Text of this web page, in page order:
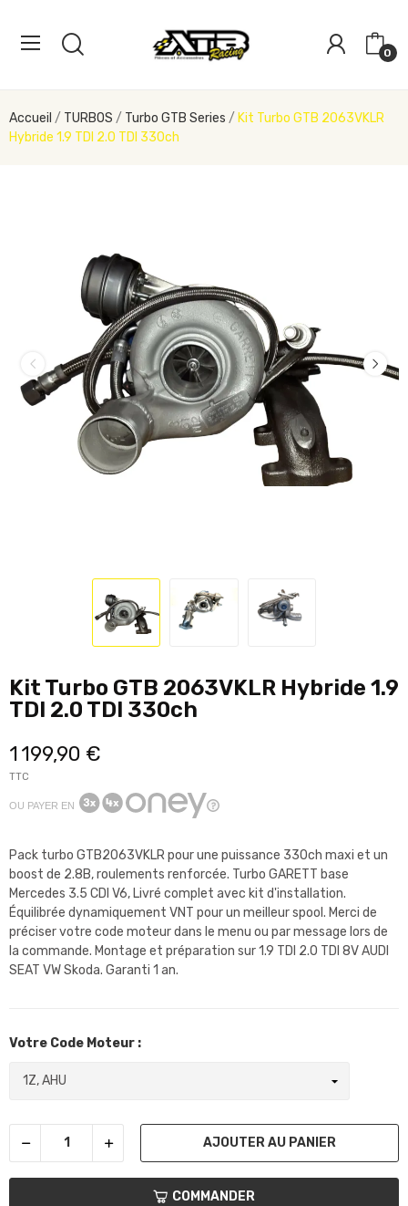
0
Accueil TURBOS Turbo GTB Series
Kit Turbo GTB 2063VKLR
Hybride 1.9 TDI 2.0 TDI 330ch
Kit Turbo GTB 2063VKLR Hybride 1.9
TDI 2.0 TDI 330ch
1 199,90 €
TTC
OU PAYER EN
Pack turbo GTB2063VKLR pour une puissance 330ch maxi et un
boost de 2.8B, roulements renforcée. Turbo GARETT base
Mercedes 3.5 CDI V6, Livré complet avec kit d'installation.
Équilibrée dynamiquement VNT pour un meilleur spool. Merci de
préciser votre code moteur dans le menu ou par message lors de
la commande. Montage et préparation sur 1.9 TDI 2.0 TDI 8V AUDI
SEAT VW Skoda. Garanti 1 an.
Votre Code Moteur :
AJOUTER AU PANIER
COMMANDER